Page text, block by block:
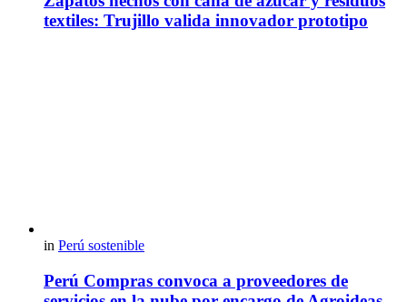
textiles: Trujillo valida innovador prototipo
in Perú sostenible
Perú Compras convoca a proveedores de